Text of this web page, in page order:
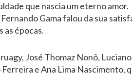
que nascia um eterno amor.
Gama falou da sua
as épocas.
José Thomaz Nonô, Luciano
e Ana Lima Nascimento,